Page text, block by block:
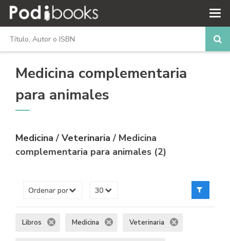
Medicina complementaria
para animales
Medicina/ Veterinaria/ Medicina
complementaria para animales (2)
Libros Medicina Veterinaria